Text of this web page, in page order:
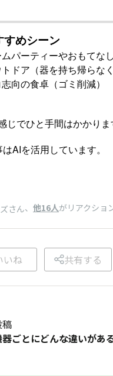
すめシーン
パーティーやおもてな
ドア（器を持ち帰らなく
向の食卓（ゴミ削減）
じでひと手間はかかり
AIを活用しています。
さん、 他16人がリアクショ
いね 共有する
ごとにどんな違いがあ